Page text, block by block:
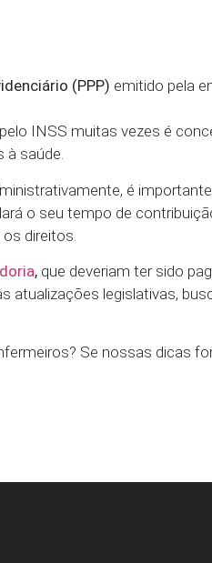
(PPP) emitido pela
INSS muitas vezes é
à saúde.
é
o seu tempo de
direitos.
, que deveriam ter sido
atualizações legislativas,
Se nossas dicas